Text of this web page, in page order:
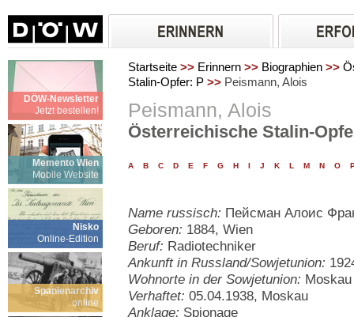
DÖW-Newsletter
Jetzt bestellen!
Memento Wien
Mobile Website
Nisko
Online-Edition
Spanienarchiv
online
Startseite >> Erinnern >> Biographien >>
Stalin-Opfer: P >> Peismann, Alois
Peismann, Alois
Österreichische Stalin-
A B C D E F G H I J K L M N O
Name russisch: Пейсман Алоис
Geboren: 1884, Wien
Beruf: Radiotechniker
Ankunft in Russland/Sowjetunion:
Wohnorte in der Sowjetunion: Moskau
Verhaftet: 05.04.1938, Moskau
Anklage: Spionage